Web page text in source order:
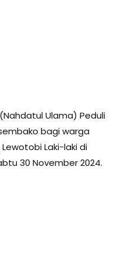
Ulama) Peduli
bagi warga
Laki-laki di
30 November 2024.